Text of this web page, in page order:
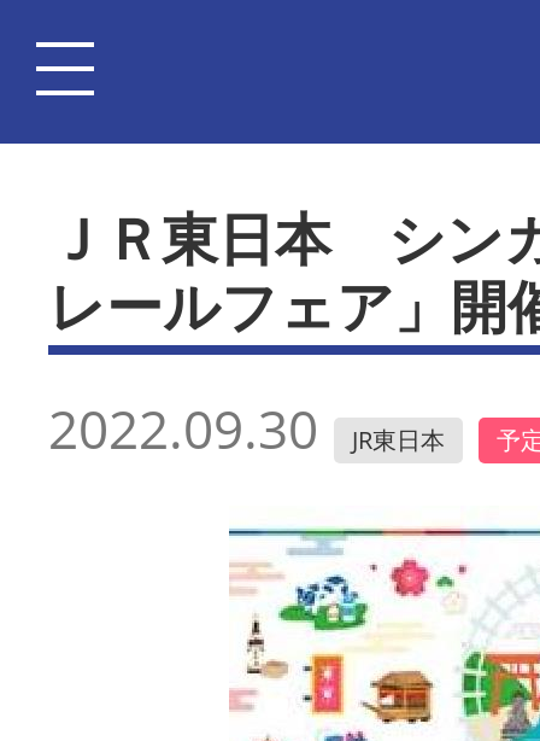
ＪＲ東日本 シン
レールフェア」開
2022.09.30 JR東日本 予